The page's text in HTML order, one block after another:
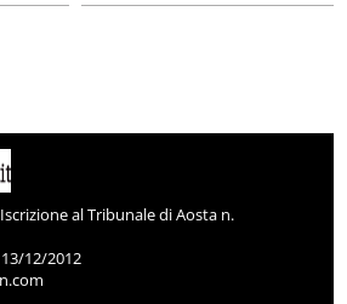
al Tribunale di Aosta n.
12/2012